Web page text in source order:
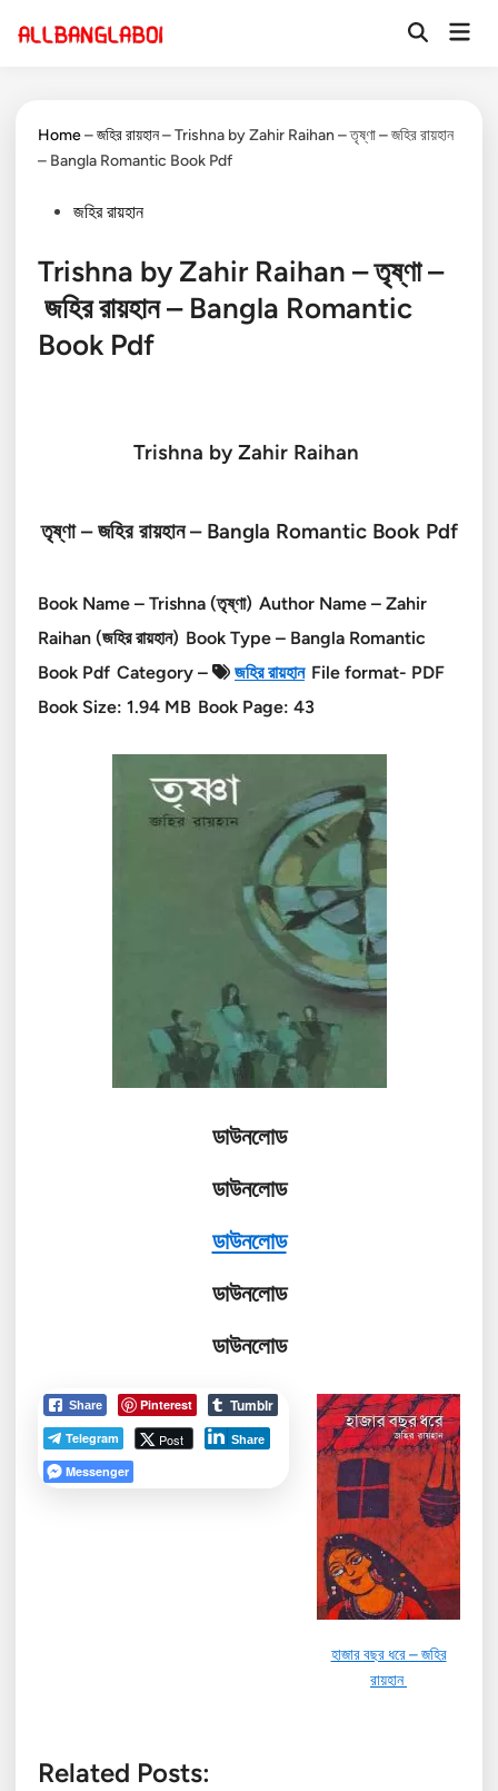
OpenMain
Home–জহির রায়হান–Trishna by Zahir Raihan – তৃষ্ণা – জহির রায়হান
– Bangla Romantic Book Pdf
Postedজহির রায়হান
Trishna by Zahir Raihan – তৃষ্ণা –
জহির রায়হান – Bangla Romantic
Book Pdf
Trishna by Zahir Raihan
তৃষ্ণা – জহির রায়হান – Bangla Romantic Book Pdf
Book Name – Trishna (তৃষ্ণা) Author Name – Zahir
Raihan (জহির রায়হান) Book Type – Bangla Romantic
Book Pdf Category – জহির রায়হান File format- PDF
Book Size: 1.94 MB Book Page: 43
ডাউনলোড
ডাউনলোড
ডাউনলোড
ডাউনলোড
ডাউনলোড
হাজার বছর ধরে – জহির
রায়হান
Share Pinterest Tumblr
Telegram Post Share
Messenger
Related Posts: